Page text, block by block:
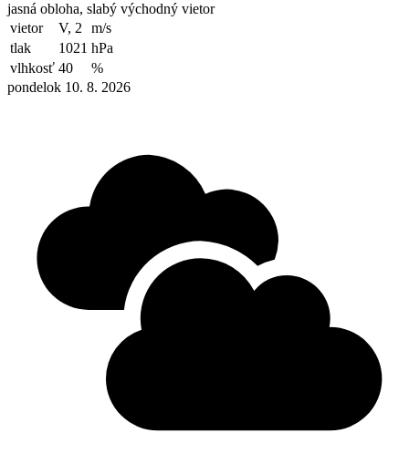
jasná obloha, slabý východný vietor
vietor
V, 2
m/s
tlak
1021 hPa
vlhkosť 40
%
pondelok 10. 8. 2026